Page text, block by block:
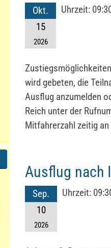
Okt.
15
2026
Uhrzeit:
wird gebeten, die
Ausflug anzumelden
Reich unter der
Mitfahrerzahl zeitig
Ausflug nach
Sep.
10
2026
Uhrzeit: